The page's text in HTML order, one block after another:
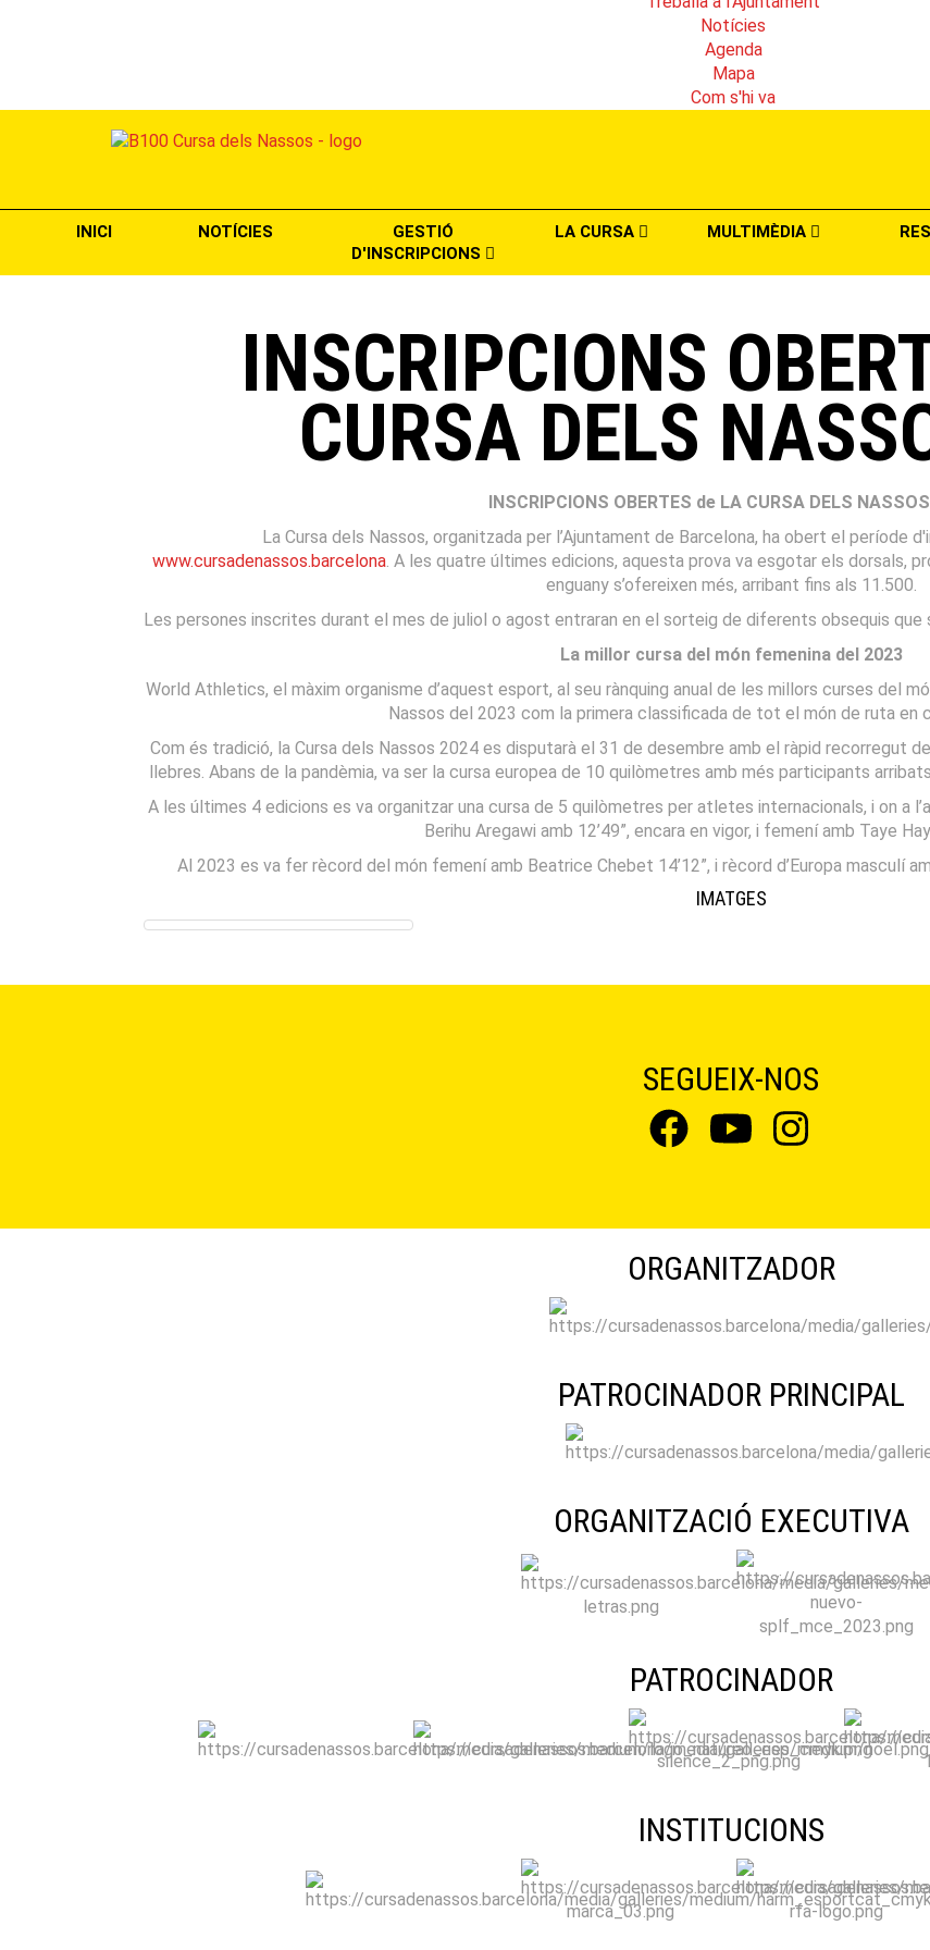
Notícies
Agenda
Mapa
Com s'hi va
INICI NOTÍCIES
GESTIÓ
D'INSCRIPCIONS
LA CURSA MULTIMÈDIA
INSCRIPCIONS
CURSA DELS
INSCRIPCIONS OBERTES de LA CURSA DELS
La Cursa dels Nassos, organitzada per l’Ajuntament de Barcelona, ha obert el període
www.cursadenassos.barcelona. A les quatre últimes edicions, aquesta prova va esgotar els dorsals,
enguany s’ofereixen més, arribant fins als 11.500.
Les persones inscrites durant el mes de juliol o agost entraran en el sorteig de diferents obsequis que
La millor cursa del món femenina del 2023
World Athletics, el màxim organisme d’aquest esport, al seu rànquing anual de les millors curses del
Nassos del 2023 com la primera classificada de tot el món de ruta en
Com és tradició, la Cursa dels Nassos 2024 es disputarà el 31 de desembre amb el ràpid recorregut
llebres. Abans de la pandèmia, va ser la cursa europea de 10 quilòmetres amb més participants
A les últimes 4 edicions es va organitzar una cursa de 5 quilòmetres per atletes internacionals, i on a
Berihu Aregawi amb 12’49”, encara en vigor, i femení amb Taye
Al 2023 es va fer rècord del món femení amb Beatrice Chebet 14’12”, i rècord d’Europa masculí
IMATGES
SEGUEIX-NOS
ORGANITZADOR
PATROCINADOR PRINCIPAL
ORGANITZACIÓ EXECUTIVA
PATROCINADOR
INSTITUCIONS